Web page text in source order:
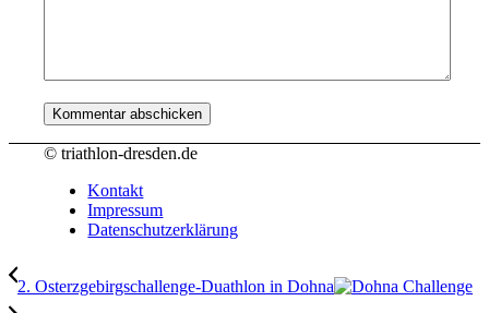
© triathlon-dresden.de
Kontakt
Impressum
Datenschutzerklärung
2. Osterzgebirgschallenge-Duathlon in Dohna